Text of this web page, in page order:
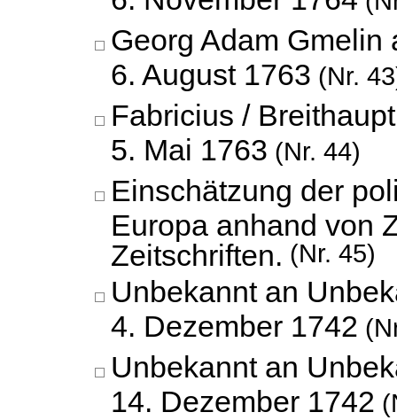
Georg Adam Gmelin
6. August 1763 (Nr.
Fabricius /
5. Mai 1763 (Nr. 44)
Einschätzung der
Europa anhand von
Zeitschriften.
(Nr. 45)
Unbekannt an
4. Dezember 1742
Unbekannt an
14. Dezember 1742